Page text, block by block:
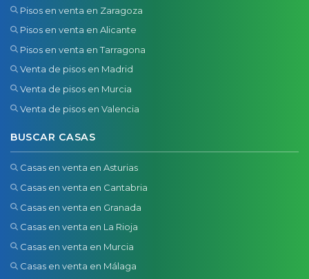
Pisos en venta en Zaragoza
Pisos en venta en Alicante
Pisos en venta en Tarragona
Venta de pisos en Madrid
Venta de pisos en Murcia
Venta de pisos en Valencia
BUSCAR CASAS
Casas en venta en Asturias
Casas en venta en Cantabria
Casas en venta en Granada
Casas en venta en La Rioja
Casas en venta en Murcia
Casas en venta en Málaga